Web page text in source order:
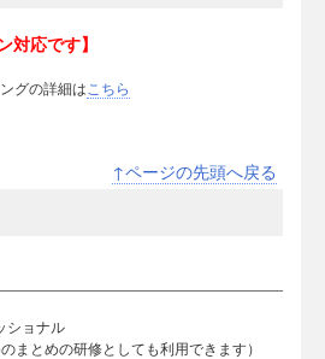
対応です】
グの詳細は こちら
↑ページの先頭へ戻る
ショナル
まとめの研修としても利用できます）